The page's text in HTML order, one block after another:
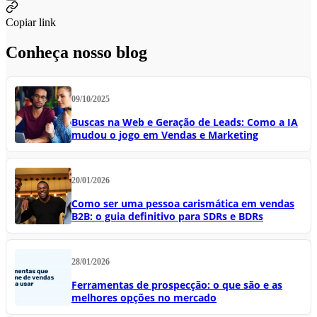
Copiar link
Conheça nosso blog
09/10/2025
Buscas na Web e Geração de Leads: Como a IA
mudou o jogo em Vendas e Marketing
20/01/2026
Como ser uma pessoa carismática em vendas
B2B: o guia definitivo para SDRs e BDRs
28/01/2026
Ferramentas de prospecção: o que são e as
melhores opções no mercado